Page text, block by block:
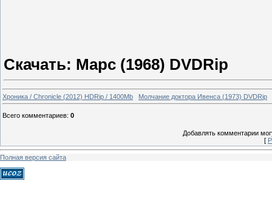
Скачать: Марс (1968) DVDRip
Хроника / Chronicle (2012) HDRip / 1400Mb Молчание доктора Ивенса (1973) DVDRip
Всего комментариев: 0
Добавлять комментарии
[
Полная версия сайта